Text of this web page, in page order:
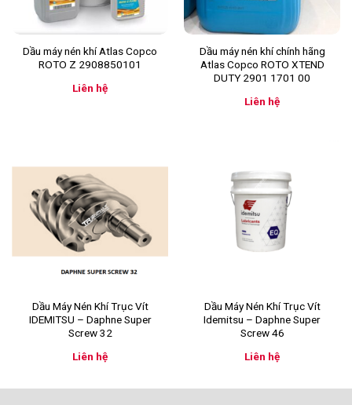
Dầu máy nén khí Atlas Copco
ROTO Z 2908850101
Liên hệ
Dầu máy nén khí chính hãng
Atlas Copco ROTO XTEND
DUTY 2901 1701 00
Liên hệ
Dầu Máy Nén Khí Trục Vít
IDEMITSU – Daphne Super
Screw 32
Liên hệ
Dầu Máy Nén Khí Trục Vít
Idemitsu – Daphne Super
Screw 46
Liên hệ